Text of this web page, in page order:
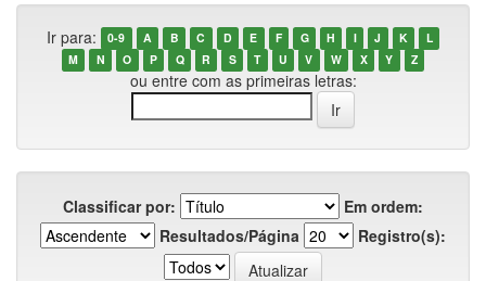
Ir para: 0-9 A B C D E F G H I J K
L
M
N O P Q R S T U V W X Y Z
ou entre com as primeiras letras:
Classificar por:
Em ordem:
Resultados/Página
Registro(s):